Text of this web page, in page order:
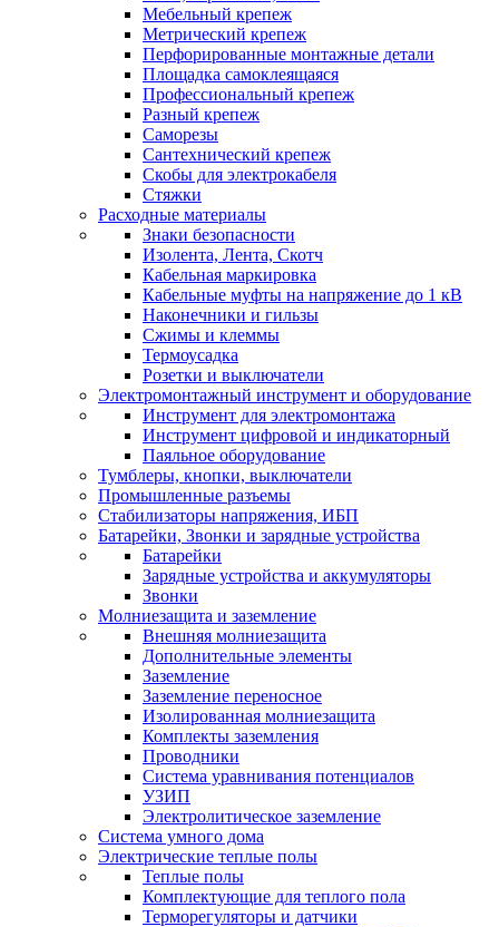
Мебельный крепеж
Метрический крепеж
Перфорированные монтажные детали
Площадка самоклеящаяся
Профессиональный крепеж
Разный крепеж
Саморезы
Сантехнический крепеж
Скобы для электрокабеля
Стяжки
Расходные материалы
Знаки безопасности
Изолента, Лента, Скотч
Кабельная маркировка
Кабельные муфты на напряжение до 1 кВ
Наконечники и гильзы
Сжимы и клеммы
Термоусадка
Розетки и выключатели
Электромонтажный инструмент и оборудование
Инструмент для электромонтажа
Инструмент цифровой и индикаторный
Паяльное оборудование
Тумблеры, кнопки, выключатели
Промышленные разъемы
Стабилизаторы напряжения, ИБП
Батарейки, Звонки и зарядные устройства
Батарейки
Зарядные устройства и аккумуляторы
Звонки
Молниезащита и заземление
Внешняя молниезащита
Дополнительные элементы
Заземление
Заземление переносное
Изолированная молниезащита
Комплекты заземления
Проводники
Система уравнивания потенциалов
УЗИП
Электролитическое заземление
Система умного дома
Электрические теплые полы
Теплые полы
Комплектующие для теплого пола
Терморегуляторы и датчики